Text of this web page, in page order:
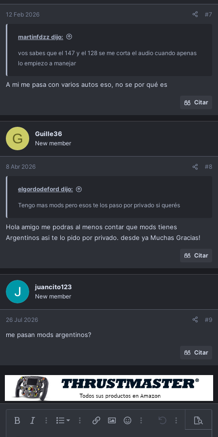
12 Feb 2026 #7
martinfdzz dijo:
vos sabes que el 147 y el 128 se me corta el audio cuando apenas
lo empiezo a manejar
A mi me pasa con varios autos eso, no se por qué es
Citar
G Guille36
New member
8 Abr 2026 #8
elgordodeford dijo:
Tengo mas mods pero esos te los paso por privado si querés
Hola amigo me podras al menos contar que mods tienes
Argentinos asi te lo pido por privado. desde ya Muchas Gracias!
Citar
juancito123
New member
26 Jul 2026 #9
me pasan mods argentinos?
Citar
Bold ItálicaMás opciones…
List
Lista ordenada
Más opciones…
Insert linkInsert image
Emoticonos
Más opciones…
Undo Más